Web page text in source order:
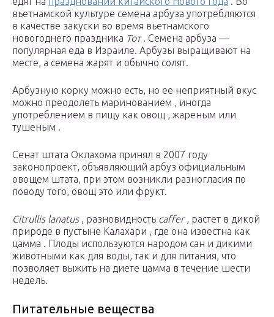
вьетнамской культуре семена арбуза употребляются
в качестве закуски во время вьетнамского
новогоднего праздника Тот. Семена арбуза —
популярная еда в Израиле. Арбузы выращивают на
месте, а семена жарят и обычно солят.
Арбузную корку можно есть, но ее неприятный вкус
можно преодолеть маринованием , иногда
употреблением в пищу как овощ , жареным или
тушеным .
Сенат штата Оклахома принял в 2007 году
законопроект, объявляющий арбуз официальным
овощем штата, при этом возникли разногласия по
поводу того, овощ это или фрукт.
Citrullis lanatus, разновидность caffer, растет в дикой
природе в пустыне Калахари , где она известна как
цамма . Плоды используются народом сан и дикими
животными как для воды, так и для питания, что
позволяет выжить на диете цамма в течение шести
недель.
Питательные вещества